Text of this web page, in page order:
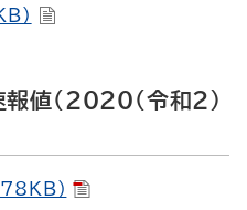
）
（2020（令和2）
）